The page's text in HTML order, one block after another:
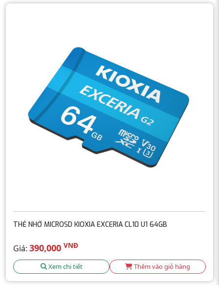
THẺ NHỚ MICROSD KIOXIA EXCERIA CL10 U1 64GB
Giá: 390,000 VNĐ
Xem chi tiết Thêm vào giỏ hàng